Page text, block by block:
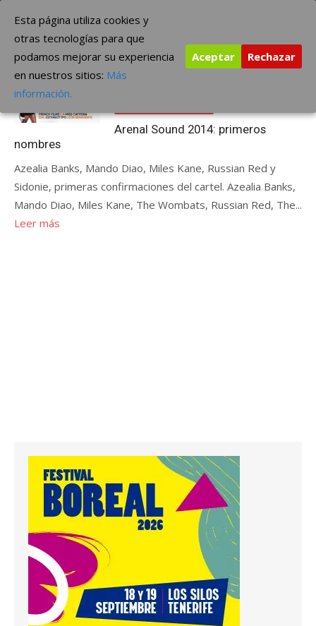
contenido
The Borderline Music
Etiqueta:Arenal Sound 2014: primeros nombres
Arenal Sound 2014: primeros
nombres
Azealia Banks, Mando Diao, Miles Kane, Russian Red y
Sidonie, primeras confirmaciones del cartel. Azealia Banks,
Mando Diao, Miles Kane, The Wombats, Russian Red, The...
Leer más
Esta página utiliza cookies y
otras tecnologías para que
podamos mejorar su experiencia
en nuestros sitios: Más
información.
Aceptar Rechazar